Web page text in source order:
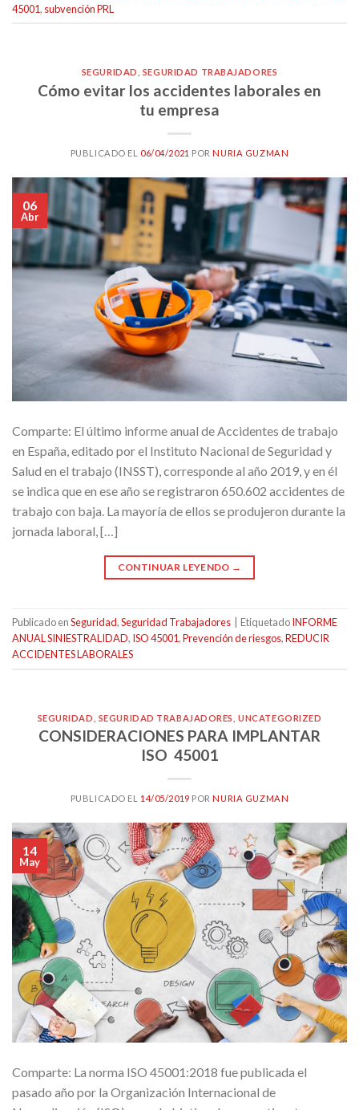
45001, subvención PRL
SEGURIDAD SEGURIDAD TRABAJADORES
Cómo evitar los accidentes laborales en
tu empresa
PUBLICADO EL 06/04/2021 PORNURIA GUZMAN
06
Abr
Comparte: El último informe anual de Accidentes de trabajo
en España, editado por el Instituto Nacional de Seguridad y
Salud en el trabajo (INSST), corresponde al año 2019, y en él
se indica que en ese año se registraron 650.602 accidentes de
trabajo con baja. La mayoría de ellos se produjeron durante la
jornada laboral, […]
CONTINUAR LEYENDO →
Publicado enSeguridad,Seguridad Trabajadores EtiquetadoINFORME
ANUAL SINIESTRALIDAD, ISO 45001,Prevención de riesgos,REDUCIR
ACCIDENTES LABORALES
SEGURIDAD SEGURIDAD TRABAJADORES ,UNCATEGORIZED
CONSIDERACIONES PARA IMPLANTAR
ISO 45001
PUBLICADO EL 14/05/2019 PORNURIA GUZMAN
14
May
Comparte: La norma ISO 45001:2018 fue publicada el
pasado año por la Organización Internacional de